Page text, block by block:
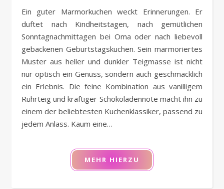
Ein guter Marmorkuchen weckt Erinnerungen. Er
duftet nach Kindheitstagen, nach gemütlichen
Sonntagnachmittagen bei Oma oder nach liebevoll
gebackenen Geburtstagskuchen. Sein marmoriertes
Muster aus heller und dunkler Teigmasse ist nicht
nur optisch ein Genuss, sondern auch geschmacklich
ein Erlebnis. Die feine Kombination aus vanilligem
Rührteig und kräftiger Schokoladennote macht ihn zu
einem der beliebtesten Kuchenklassiker, passend zu
jedem Anlass. Kaum eine…
MEHR HIERZU